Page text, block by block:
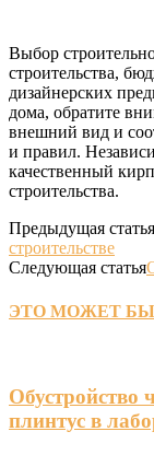
Выбор
строительства,
дизайнерских
дома, обратите
внешний вид и
и правил.
качественный
строительства.
Предыдущая статья
строительстве
Следующая статья
ЭТО МОЖЕТ
плинтус в